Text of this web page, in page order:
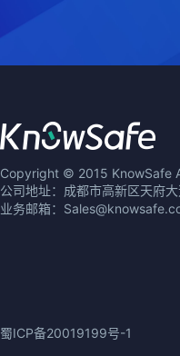
Copyright © 2015 KnowSafe
公司地址：成都市高新区天府
业务邮箱：
蜀ICP备20019199号-1